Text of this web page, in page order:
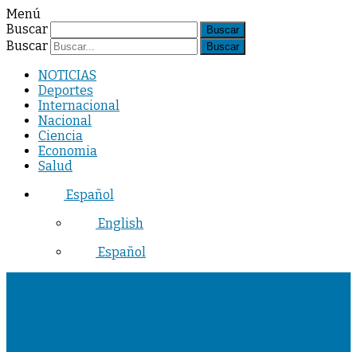
Menú
Buscar
Buscar
NOTICIAS
Deportes
Internacional
Nacional
Ciencia
Economia
Salud
Español
English
Español